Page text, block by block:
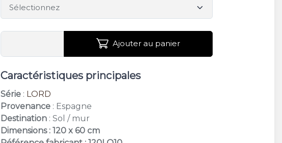
Ajouter au panier
Caractéristiques principales
Série : LORD
Provenance : Espagne
Destination : Sol / mur
Dimensions : 120 x 60 cm